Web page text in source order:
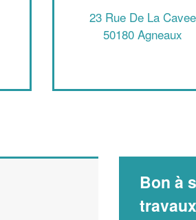
23 Rue De La Cavee
50180 Agneaux
Bon à
travaux